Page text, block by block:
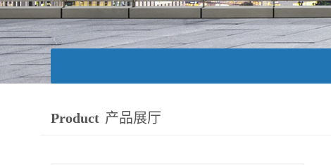
Product 产品展厅